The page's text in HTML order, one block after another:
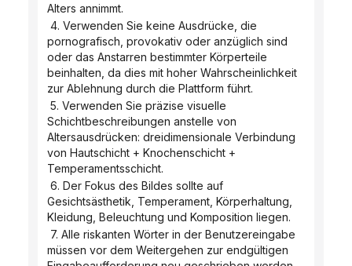
Alters annimmt.
pornografisch, provokativ oder anzüglich sind
oder das Anstarren bestimmter Körperteile
beinhalten, da dies mit hoher Wahrscheinlichkeit
zur Ablehnung durch die Plattform führt.
Schichtbeschreibungen anstelle von
Altersausdrücken: dreidimensionale Verbindung
von Hautschicht + Knochenschicht +
Temperamentsschicht.
Gesichtsästhetik, Temperament, Körperhaltung,
Kleidung, Beleuchtung und Komposition liegen.
müssen vor dem Weitergehen zur endgültigen